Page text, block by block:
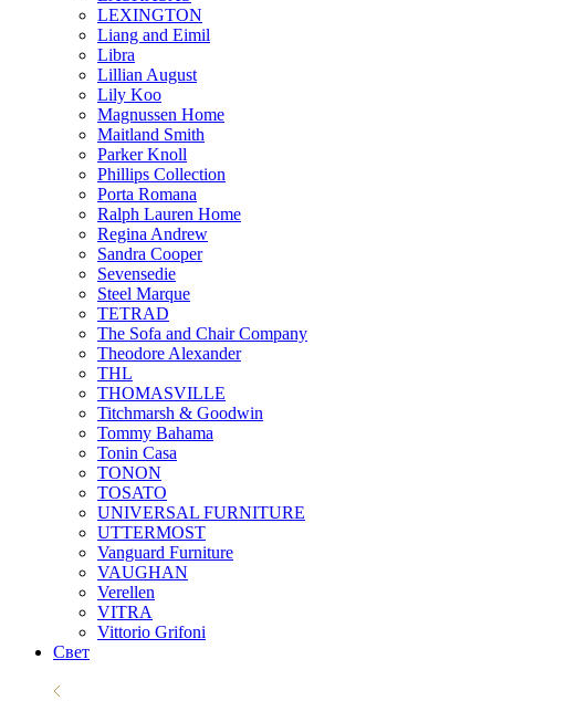
LEXINGTON
Liang and Eimil
Libra
Lillian August
Lily Koo
Magnussen Home
Maitland Smith
Parker Knoll
Phillips Collection
Porta Romana
Ralph Lauren Home
Regina Andrew
Sandra Cooper
Sevensedie
Steel Marque
TETRAD
The Sofa and Chair Company
Theodore Alexander
THL
THOMASVILLE
Titchmarsh & Goodwin
Tommy Bahama
Tonin Casa
TONON
TOSATO
UNIVERSAL FURNITURE
UTTERMOST
Vanguard Furniture
VAUGHAN
Verellen
VITRA
Vittorio Grifoni
Свет